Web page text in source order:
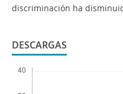
discriminación ha
DESCARGAS